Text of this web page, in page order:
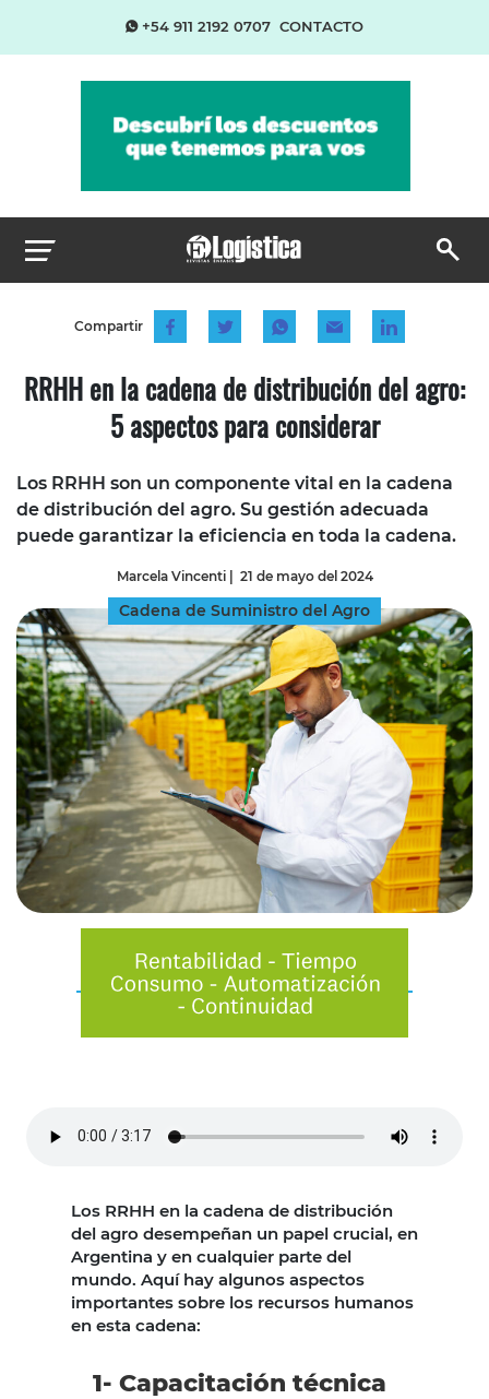
+54 911 2192 0707 CONTACTO
Compartir
RRHH en la cadena de distribución del agro:
5 aspectos para considerar
Los RRHH son un componente vital en la cadena
de distribución del agro. Su gestión adecuada
puede garantizar la eficiencia en toda la cadena.
Marcela Vincenti| 21 de mayo del 2024
Cadena de Suministro del Agro
Los RRHH en la cadena de distribución
del agro desempeñan un papel crucial, en
Argentina y en cualquier parte del
mundo. Aquí hay algunos aspectos
importantes sobre los recursos humanos
en esta cadena:
1- Capacitación técnica